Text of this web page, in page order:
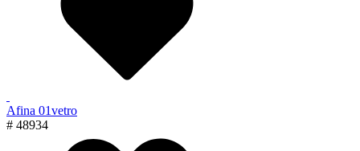
Afina 01vetro
# 48934